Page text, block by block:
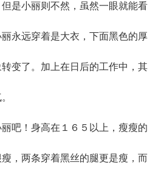
是小丽则不然，虽然一眼就能看
永远穿着是大衣，下面黑色的厚
变了。加上在日后的工作中，其
！身高在１６５以上，瘦瘦的
，两条穿着黑丝的腿更是瘦，而